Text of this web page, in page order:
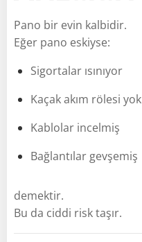
Pano bir evin kalbidir.
Eğer pano eskiyse:
Sigortalar ısınıyor
Kaçak akım rölesi yok
Kablolar incelmiş
Bağlantılar gevşemiş
demektir.
Bu da ciddi risk taşır.